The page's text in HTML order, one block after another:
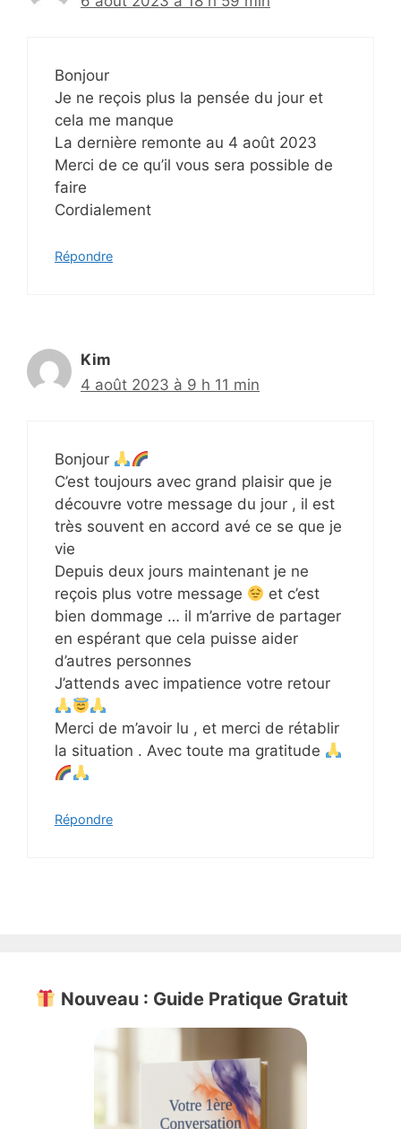
Bonjour
Je ne reçois plus la pensée du jour et
cela me manque
La dernière remonte au 4 août 2023
Merci de ce qu’il vous sera possible de
faire
Cordialement
Répondre
Kim
4 août 2023 à 9 h 11 min
Bonjour
C’est toujours avec grand plaisir que je
découvre votre message du jour , il est
très souvent en accord avé ce se que je
vie
Depuis deux jours maintenant je ne
reçois plus votre message
et c’est
bien dommage … il m’arrive de partager
en espérant que cela puisse aider
d’autres personnes
J’attends avec impatience votre retour
Merci de m’avoir lu , et merci de rétablir
la situation . Avec toute ma gratitude
Répondre
Nouveau : Guide Pratique Gratuit